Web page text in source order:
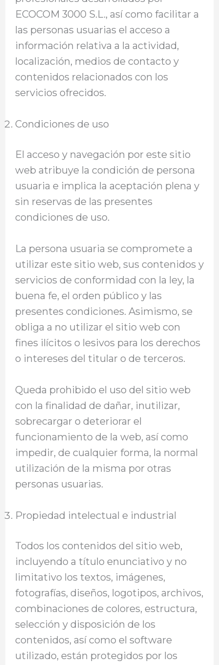
ECOCOM 3000 S.L., así como facilitar a
las personas usuarias el acceso a
información relativa a la actividad,
localización, medios de contacto y
contenidos relacionados con los
servicios ofrecidos.
Condiciones de uso
El acceso y navegación por este sitio
web atribuye la condición de persona
usuaria e implica la aceptación plena y
sin reservas de las presentes
condiciones de uso.
La persona usuaria se compromete a
utilizar este sitio web, sus contenidos y
servicios de conformidad con la ley, la
buena fe, el orden público y las
presentes condiciones. Asimismo, se
obliga a no utilizar el sitio web con
fines ilícitos o lesivos para los derechos
o intereses del titular o de terceros.
Queda prohibido el uso del sitio web
con la finalidad de dañar, inutilizar,
sobrecargar o deteriorar el
funcionamiento de la web, así como
impedir, de cualquier forma, la normal
utilización de la misma por otras
personas usuarias.
Propiedad intelectual e industrial
Todos los contenidos del sitio web,
incluyendo a título enunciativo y no
limitativo los textos, imágenes,
fotografías, diseños, logotipos, archivos,
combinaciones de colores, estructura,
selección y disposición de los
contenidos, así como el software
utilizado, están protegidos por los